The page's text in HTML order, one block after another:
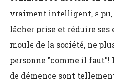
vraiment intelligent, a pu,
lâcher prise et réduire ses
moule de la société, ne
personne "comme il faut"!
de démence sont